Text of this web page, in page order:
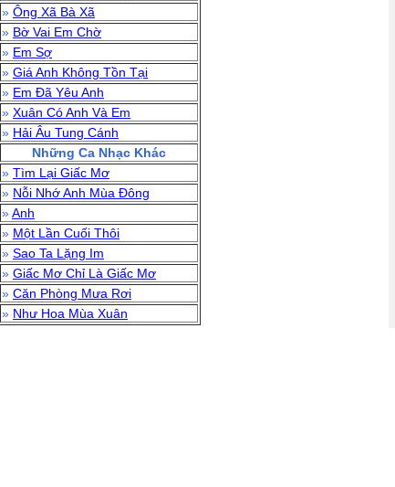
» Ông Xã Bà Xã
» Bờ Vai Em Chờ
» Em Sợ
» Giá Anh Không Tồn Tại
» Em Đã Yêu Anh
» Xuân Có Anh Và Em
» Hải Âu Tung Cánh
Những Ca Nhạc Khác
» Tìm Lại Giấc Mơ
» Nỗi Nhớ Anh Mùa Đông
»Anh
» Một Lần Cuối Thôi
» Sao Ta Lặng Im
» Giấc Mơ Chỉ Là Giấc Mơ
» Căn Phòng Mưa Rơi
» Như Hoa Mùa Xuân